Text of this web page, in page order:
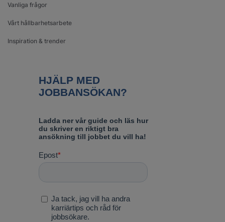
Vanliga frågor
Vårt hållbarhetsarbete
Inspiration & trender